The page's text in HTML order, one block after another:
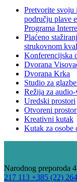
Pretvorite
području plave
Programa
Plaćeno
strukovnom
Konferencijska
Dvorana
Dvorana Krka
Studio za
Režija za
Uredski prostori
Otvoreni
Kreativni kutak
Kutak za osobe
Narodnog preporoda
217 113 +385 (22)